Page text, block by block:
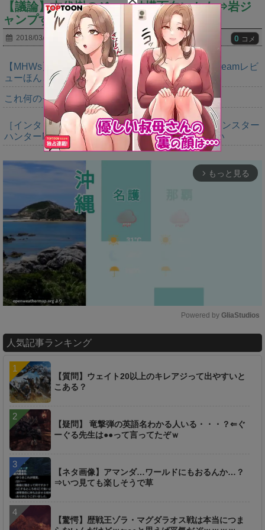
【議論】古代樹のジョー結構面白いかも⇒岩ジ
ャンプする姿が見れて面白いｗｗｗｗｗ
2018/03/23 0 コメ
【MHWs】正論パンチからキツい皮肉まで書けるSteamレビ
ューほんと好き
これ何のモンスターなのか未だにわからん
［インタビュー］距離を超えて，一緒に狩る。「モンスター
ハンターNow」の新機能 フレンドリンク開発の狙い
arrow_forward_ios もっと見る
u
e
Powered by GliaStudios
人気記事ランキング
【質問】ウェイト20以上のキレアジって出やすいと
こある？
【疑問】 竜撃弾の英語名わかる人いる・・・？⇐ぐ
ーぐる先生は●●って言ってたぞｗ
【ネタ画像】アマンダ…ワールドにもおるんか…？
⇒いつ見ても楽しそうで草
【驚愕】歴戦王ゾラ・マグダラオス戦は本当につま